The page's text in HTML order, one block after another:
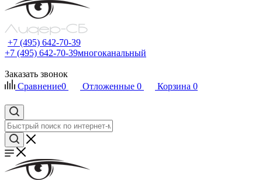
+7 (495) 642-70-39
+7 (495) 642-70-39многоканальный
Заказать звонок
Сравнение0 Отложенные 0 Корзина 0